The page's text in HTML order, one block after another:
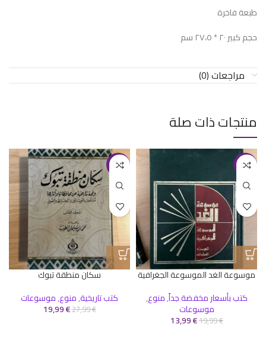
طبعة فاخرة
حجم كبير ٢٠ * ٢٧،٥ سم
مراجعات (0)
منتجات ذات صلة
-30%
موسوعة الغد الموسوعة الجغرافية
كتب بأسعار مخفضة جداً,منوع,
موسوعات
19,99€
13,99€
-29%
سكان منطقة تبوك
كتب تاريخية,منوع,موسوعات
27,99€
19,99€